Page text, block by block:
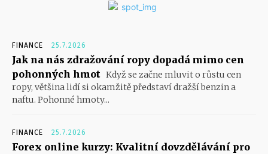
FINANCE 25.7.2026
Jak na nás zdražování ropy dopadá mimo cen
pohonných hmot Když se začne mluvit o růstu cen
ropy, většina lidí si okamžitě představí dražší benzin a
naftu. Pohonné hmoty...
FINANCE 25.7.2026
Forex online kurzy: Kvalitní dovzdělávání pro